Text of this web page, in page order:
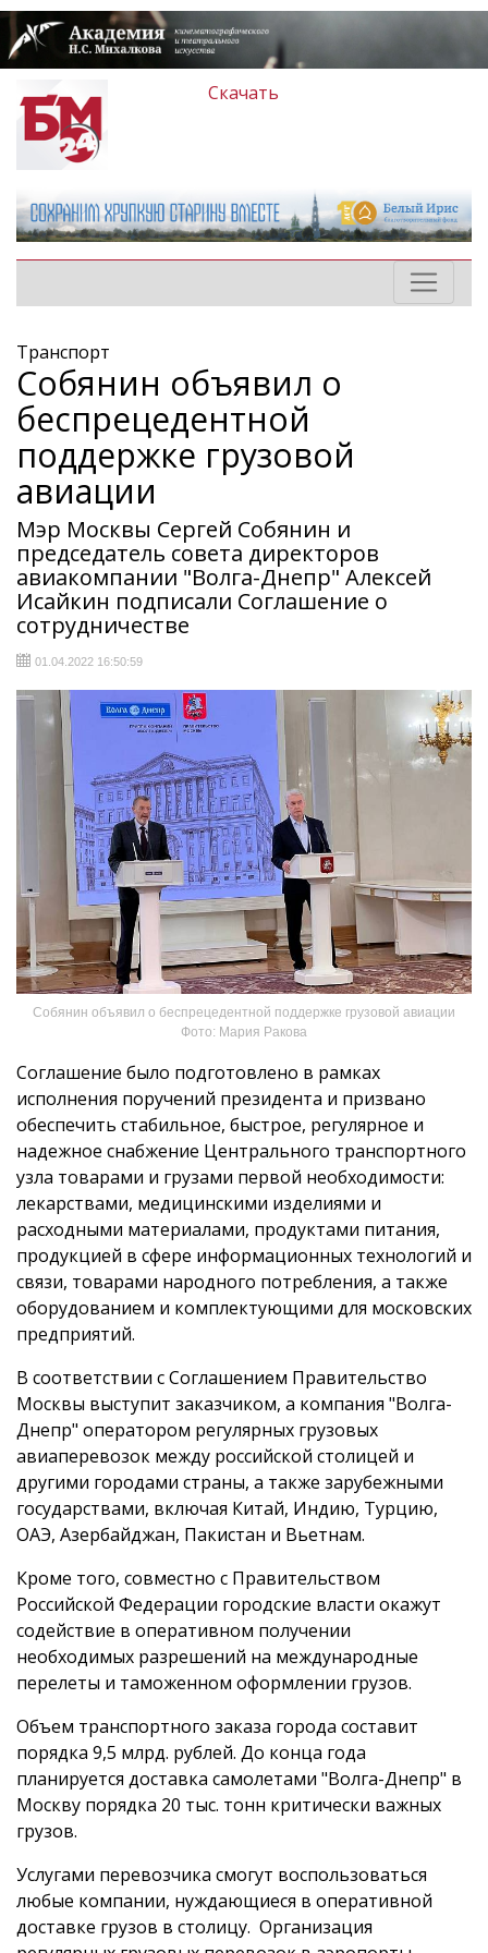
Скачать
Транспорт
Собянин объявил о
беспрецедентной
поддержке грузовой
авиации
Мэр Москвы Сергей Собянин и
председатель совета директоров
авиакомпании "Волга-Днепр" Алексей
Исайкин подписали Соглашение о
сотрудничестве
01.04.2022 16:50:59
Собянин объявил о беспрецедентной поддержке грузовой авиации
Фото: Мария Ракова
Соглашение было подготовлено в рамках
исполнения поручений президента и призвано
обеспечить стабильное, быстрое, регулярное и
надежное снабжение Центрального транспортного
узла товарами и грузами первой необходимости:
лекарствами, медицинскими изделиями и
расходными матери­алами, продуктами питания,
продукцией в сфере информационных технологий и
связи, товарами народного потребления, а также
оборудованием и комплек­тующими для московских
предприятий.
В соответствии с Соглашением Правительство
Москвы выступит заказчиком, а компания "Волга-
Днепр" оператором регулярных грузовых
авиаперевозок между российской столицей и
другими городами страны, а также зарубежными
государствами, включая Китай, Индию, Турцию,
ОАЭ, Азербайджан, Пакистан и Вьетнам.
Кроме того, совместно с Правительством
Российской Федерации городские власти окажут
содействие в оперативном получении
необходимых разрешений на международные
перелеты и таможенном оформлении грузов.
Объем транспортного заказа города составит
порядка 9,5 млрд. рублей. До конца года
планируется доставка самолетами "Волга-Днепр" в
Москву порядка 20 тыс. тонн критически важных
грузов.
Услугами перевозчика смогут воспользоваться
любые компании, нуждающиеся в оперативной
доставке грузов в столицу. Организация